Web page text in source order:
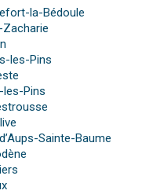
la-Bédoule
Zacharie
les-Pins
les-Pins
Sainte-Baume